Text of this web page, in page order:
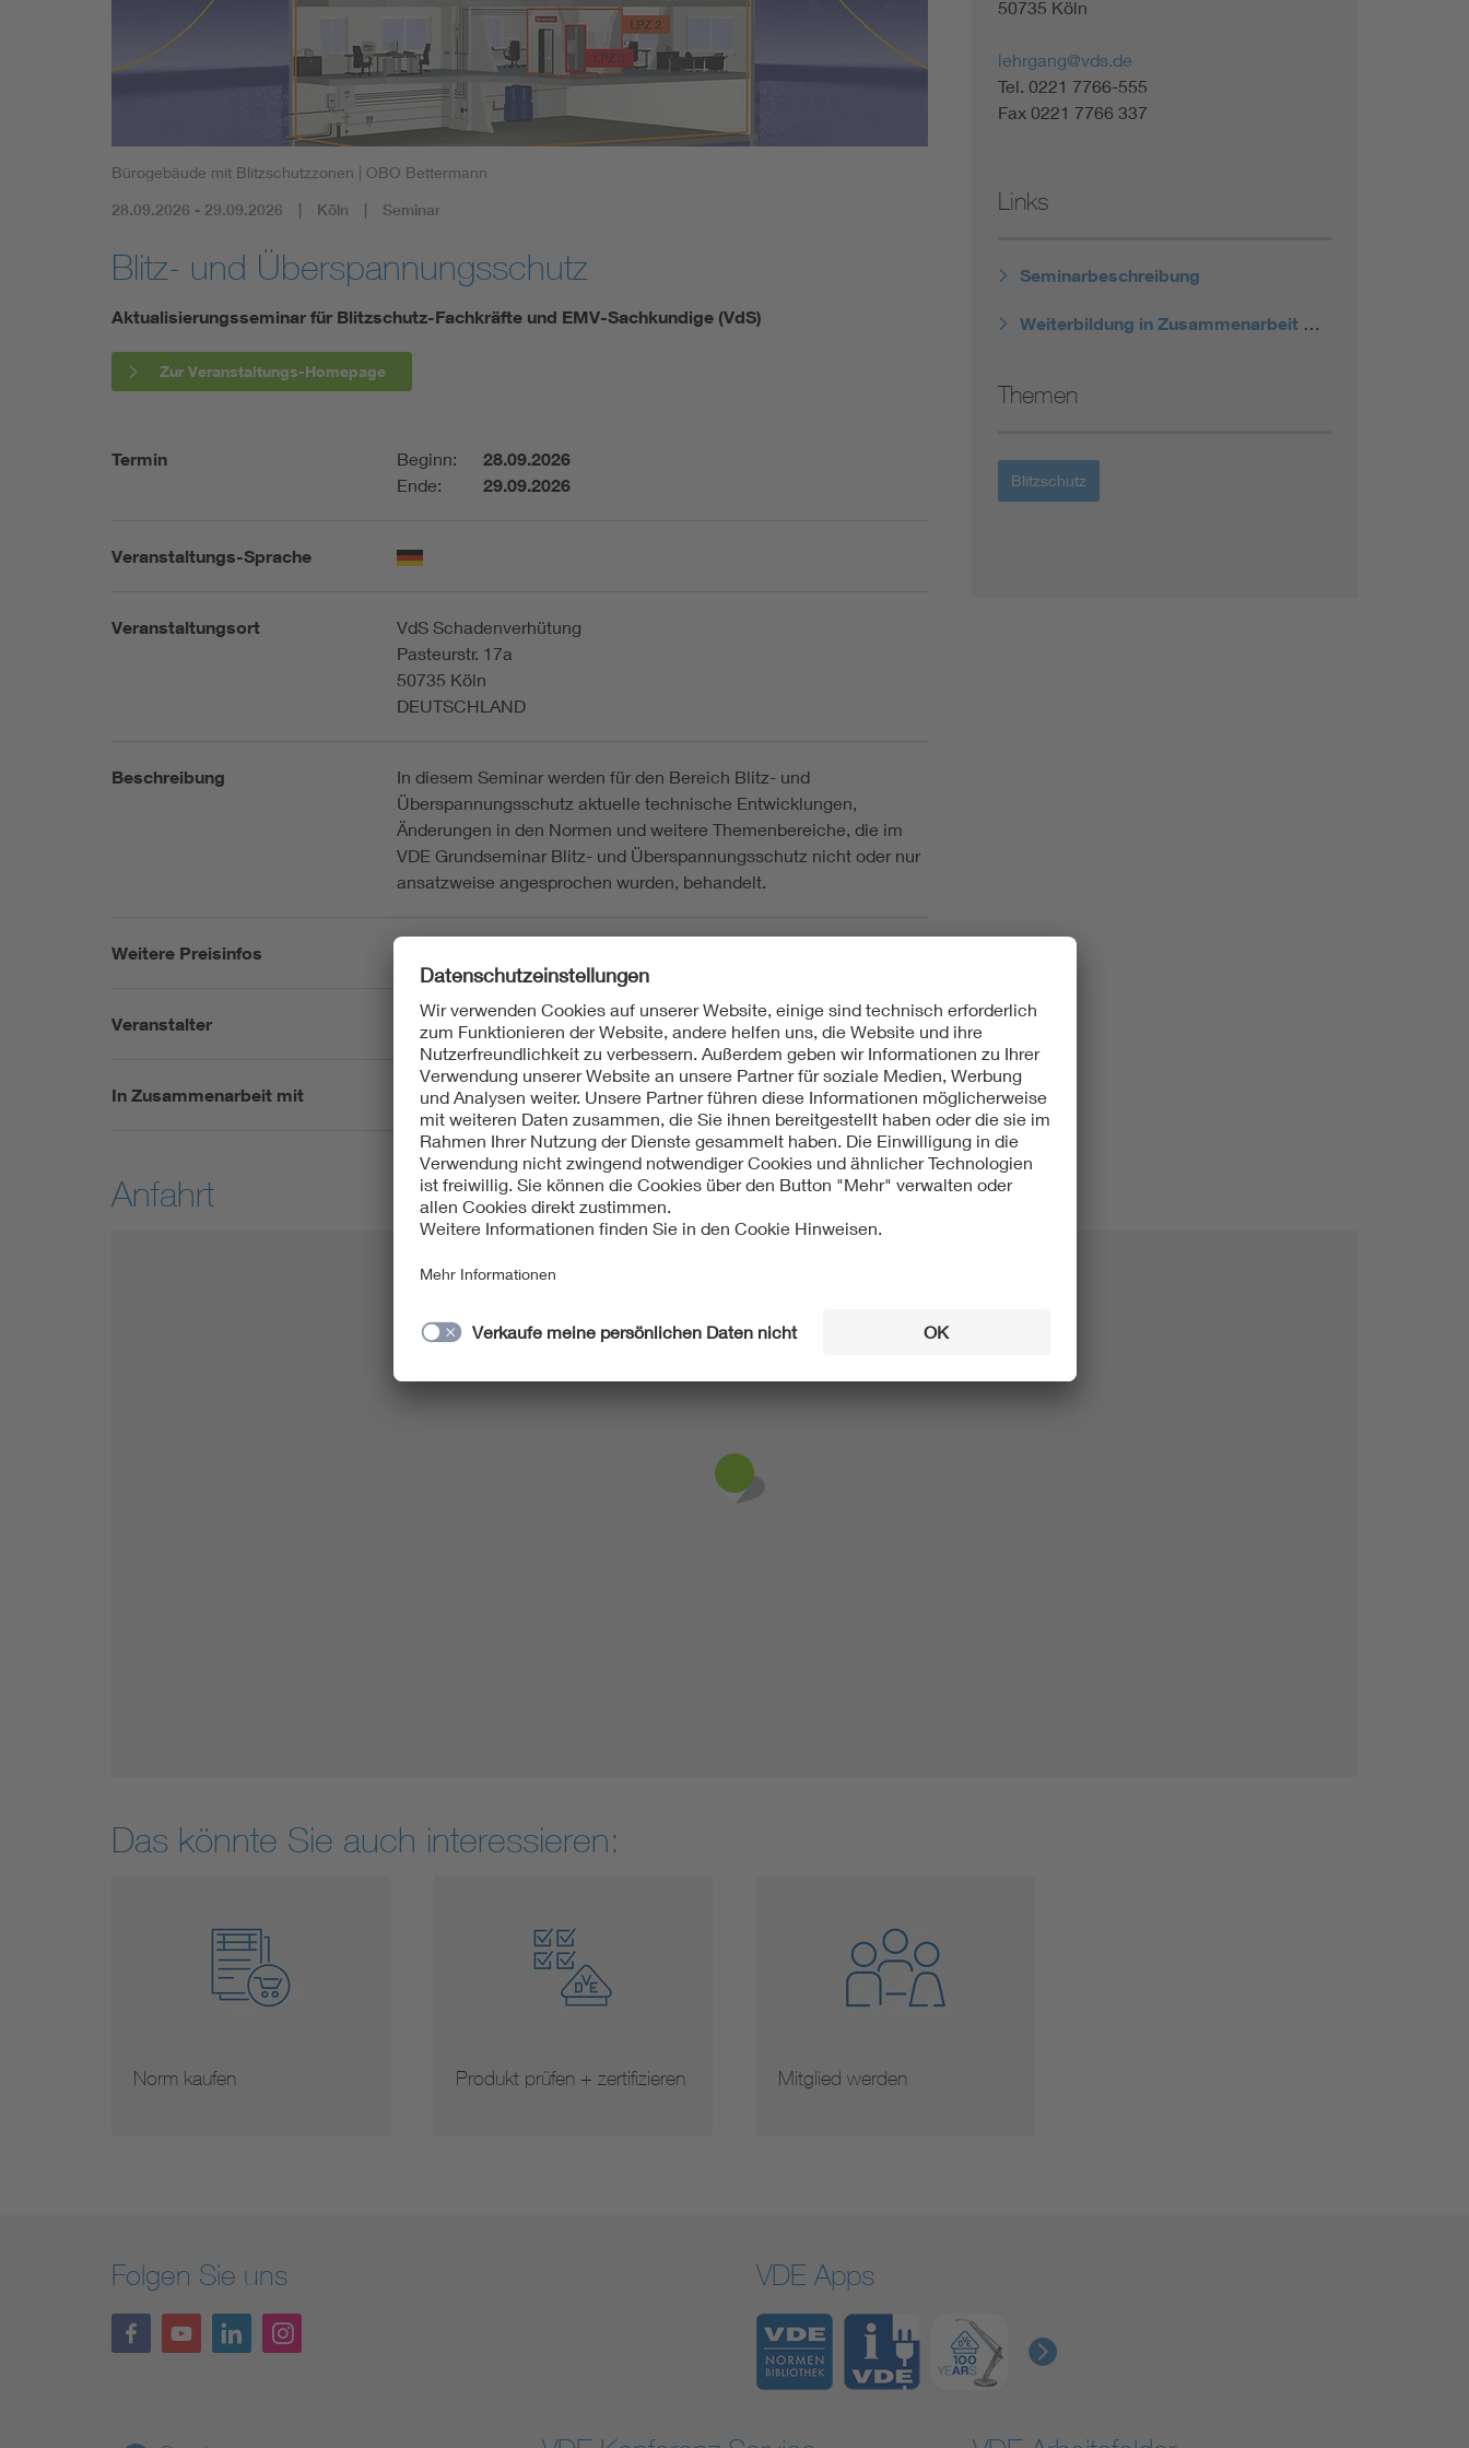
Mobility Energy storage
Functional safety
Renewable energies
Environmental Protection
Bürogebäude mit Blitzschutzzonen | OBO Bettermann
28.09.2026 - 29.09.2026 Köln Seminar
Blitz- und Überspannungsschutz
Aktualisierungsseminar für Blitzschutz-Fachkräfte und EMV-Sachkundige (VdS)
Zur Veranstaltungs-Homepage
Termin Beginn: 28.09.2026
Ende: 29.09.2026
Veranstaltungs-Sprache
Veranstaltungsort
VdS Schadenverhütung
Pasteurstr. 17a
50735 Köln
DEUTSCHLAND
Beschreibung
In diesem Seminar werden für den Bereich Blitz- und
Überspannungsschutz aktuelle technische Entwicklungen,
Änderungen in den Normen und weitere Themenbereiche, die im
VDE Grundseminar Blitz- und Überspannungsschutz nicht oder nur
ansatzweise angesprochen wurden, behandelt.
Weitere Preisinfos
Veranstalter VdS Schadenverhütung
In Zusammenarbeit mit VDE Ausschuss Blitzschutz und Blitzforschung (VDE ABB)
50735 Köln
lehrgang@vds.de
Tel. 0221 7766-555
Fax 0221 7766 337
Links
Seminarbeschreibung
Weiterbildung in Zusammenarbeit mit dem VDE ABB
Themen
Blitzschutz
Anfahrt
Das könnte Sie auch interessieren:
Norm kaufen Produkt prüfen + zertifizieren Mitglied werden
Folgen Sie uns VDE Apps